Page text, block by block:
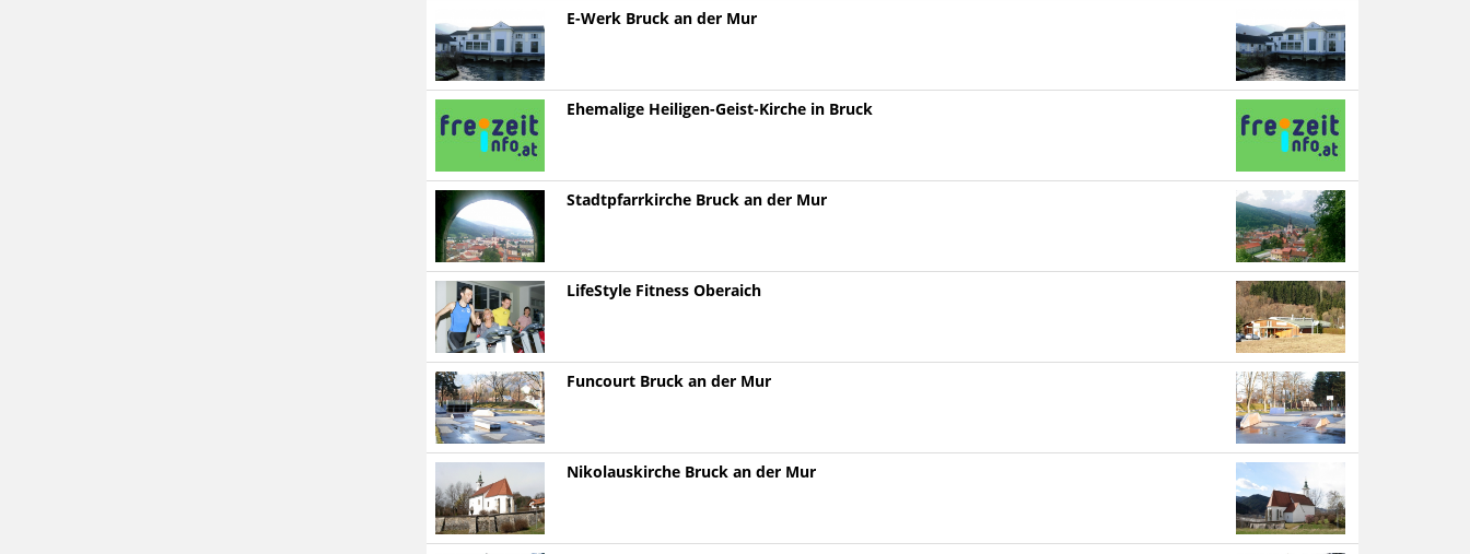
E-Werk Bruck an der Mur
Ehemalige Heiligen-Geist-Kirche in Bruck
Stadtpfarrkirche Bruck an der Mur
LifeStyle Fitness Oberaich
Funcourt Bruck an der Mur
Nikolauskirche Bruck an der Mur